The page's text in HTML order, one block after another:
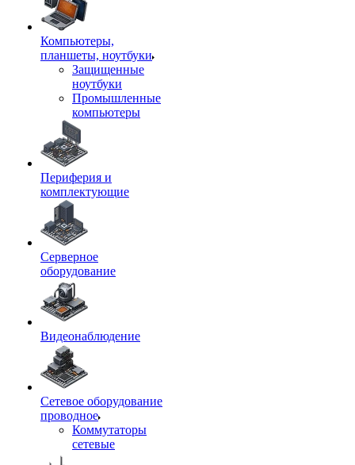
Компьютеры,
планшеты, ноутбуки
Защищенные
ноутбуки
Промышленные
компьютеры
Периферия и
комплектующие
Серверное
оборудование
Видеонаблюдение
Сетевое оборудование
проводное
Коммутаторы
сетевые